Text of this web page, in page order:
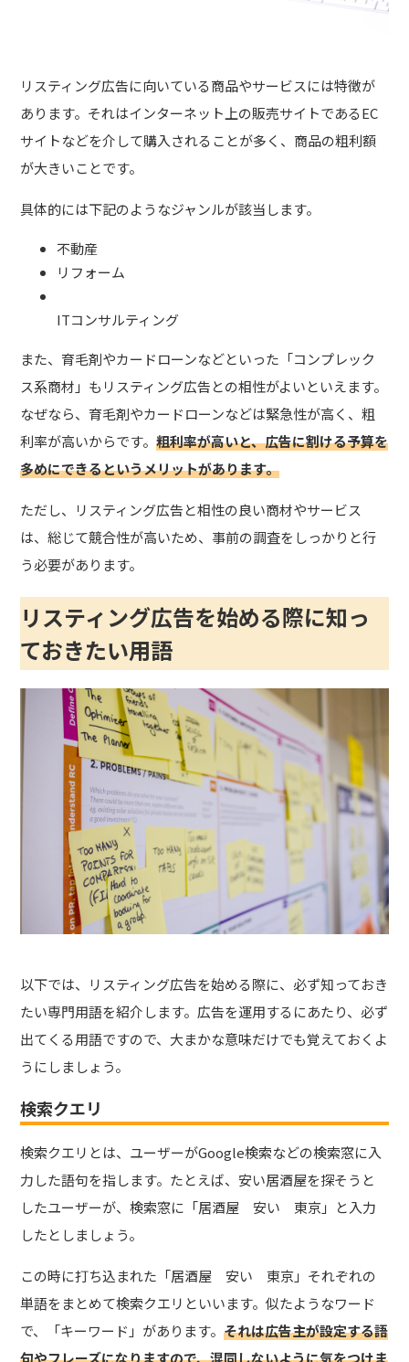
リスティング広告に向いている商品やサービスには特徴が
あります。それはインターネット上の販売サイトであるEC
サイトなどを介して購入されることが多く、商品の粗利額
が大きいことです。
具体的には下記のようなジャンルが該当します。
不動産
リフォーム
ITコンサルティング
また、育毛剤やカードローンなどといった「コンプレック
ス系商材」もリスティング広告との相性がよいといえます。
なぜなら、育毛剤やカードローンなどは緊急性が高く、粗
利率が高いからです。粗利率が高いと、広告に割ける予算を
多めにできるというメリットがあります。
ただし、リスティング広告と相性の良い商材やサービス
は、総じて競合性が高いため、事前の調査をしっかりと行
う必要があります。
リスティング広告を始める際に知っ
ておきたい用語
以下では、リスティング広告を始める際に、必ず知っておき
たい専門用語を紹介します。 広告を運用するにあたり、必ず
出てくる用語ですので、大まかな意味だけでも覚えておくよ
うにしましょう。
検索クエリ
検索クエリとは、ユーザーがGoogle検索などの検索窓に入
力した語句を指します。 たとえば、安い居酒屋を探そうと
したユーザーが、検索窓に「居酒屋 安い 東京」と入力
したとしましょう。
この時に打ち込まれた「居酒屋 安い 東京」それぞれの
単語をまとめて検索クエリといいます。似たようなワード
で、「キーワード」があります。それは広告主が設定する語
句やフレーズになりますので、混同しないように気をつけま